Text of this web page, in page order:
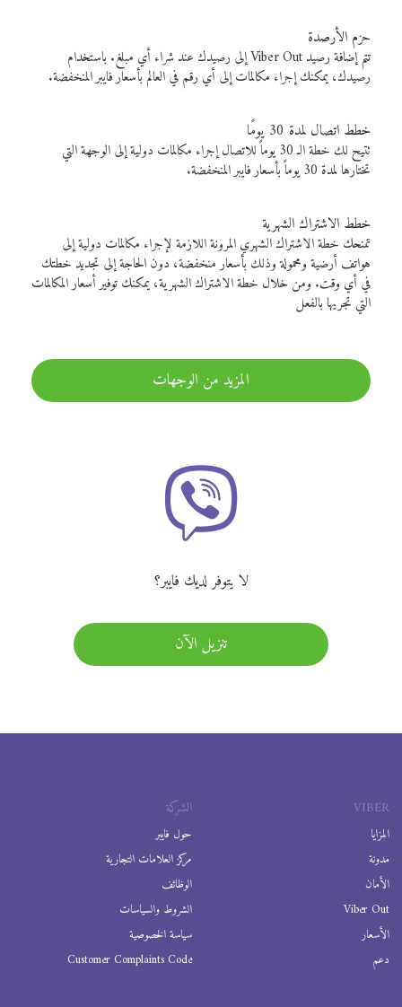
حزم الأرصدة
تتم إضافة رصيد Viber Out إلى رصيدك عند شراء أي مبلغ. باستخدام
رصيدك، يمكنك إجراء مكالمات إلى أي رقم في العالم بأسعار فايبر المنخفضة.
خطط اتصال لمدة 30 يومًا
تتيح لك خطة الـ 30 يوماً للاتصال إجراء مكالمات دولية إلى الوجهة التي
تختارها لمدة 30 يوماً بأسعار فايبر المنخفضة.
خطط الاشتراك الشهرية
تمنحك خطة الاشتراك الشهري المرونة اللازمة لإجراء مكالمات دولية إلى
هواتف أرضية ومحمولة وذلك بأسعار منخفضة، دون الحاجة إلى تجديد خطتك
في أي وقت. ومن خلال خطة الاشتراك الشهرية، يمكنك توفير أسعار المكالمات
التي تجريها بالفعل
المزيد من الوجهات
لا يتوفر لديك فايبر؟
تنزيل الآن
VIBER
المزايا
مدونة
الأمان
Viber Out
الأسعار
دعم
الشركة
حول فايبر
مركز العلامات التجارية
الوظائف
الشروط والسياسات
سياسة الخصوصية
Customer Complaints Code